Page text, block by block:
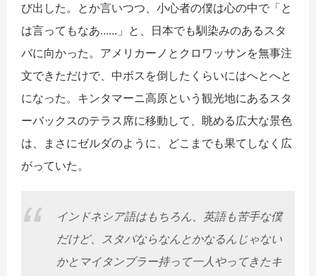
び出した。とか言いつつ、小心者の僕は心の中で「と
は言ってもなあ......」と、日本でも馴染みのあるスタ
バに向かった。アメリカーノとクロワッサンを無事注
文できただけで、中ボスを倒したくらいにはへとへと
になった。キンタマーニ高原という観光地にあるスタ
ーバックスのテラス席に移動して、眺める広大な景色
は、まさにゼルダのように、どこまでも果てしなく広
がっていた。
インドネシア語はもちろん、英語も苦手な僕
だけど、スタバならなんとかなるんじゃない
かとマイタンブラー持って一人やってきたキ